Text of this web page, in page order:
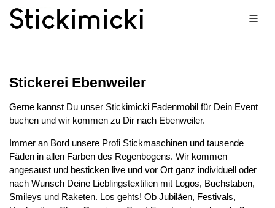
Stickerei Ebenweiler
Gerne kannst Du unser Stickimicki Fadenmobil für Dein Event
buchen und wir kommen zu Dir nach Ebenweiler.
Immer an Bord unsere Profi Stickmaschinen und tausende
Fäden in allen Farben des Regenbogens. Wir kommen
angesaust und besticken live und vor Ort ganz individuell oder
nach Wunsch Deine Lieblingstextilien mit Logos, Buchstaben,
Smileys und Raketen. Los gehts! Ob Jubiläen, Festivals,